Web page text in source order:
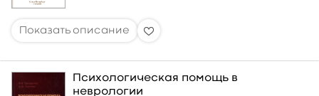
Психологическая помощь в
неврологии